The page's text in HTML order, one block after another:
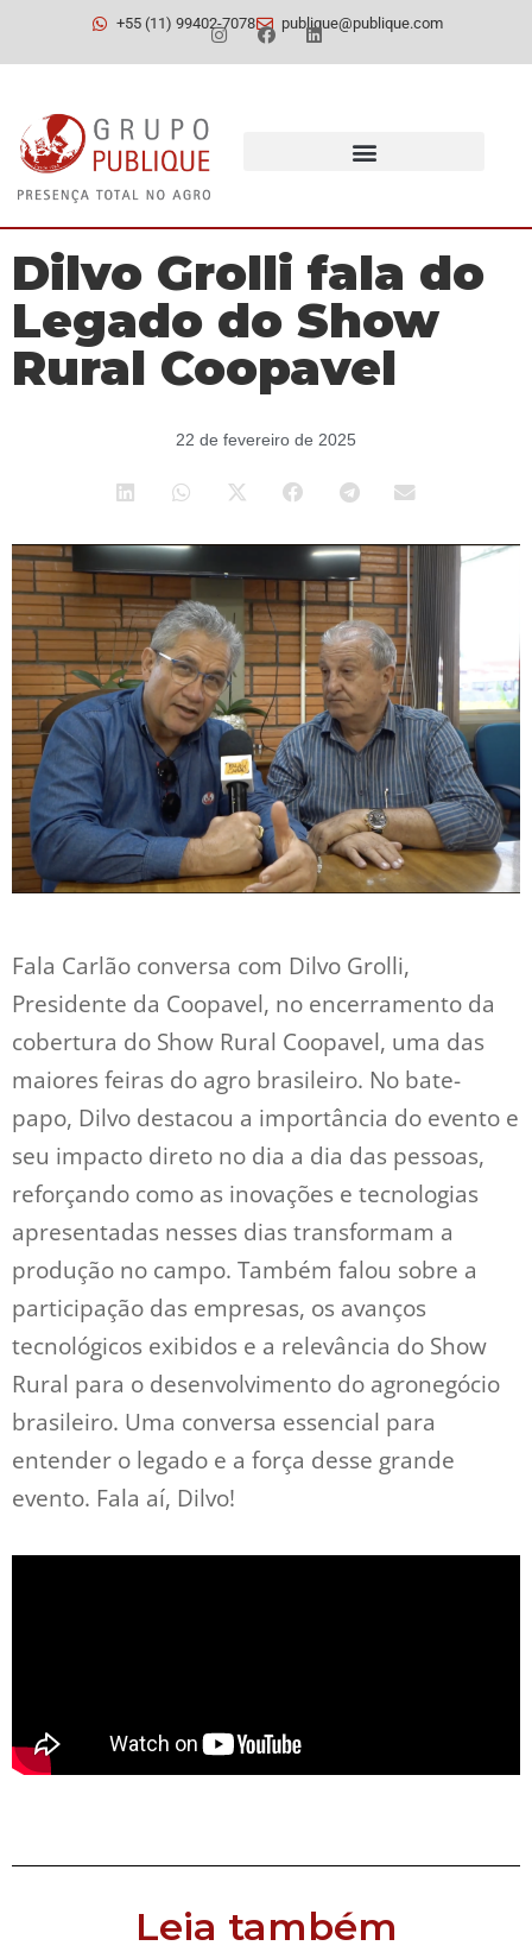
+55 (11) 99402-7078 publique@publique.com
Dilvo Grolli fala do
Legado do Show
Rural Coopavel
22 de fevereiro de 2025
Fala Carlão conversa com Dilvo Grolli,
Presidente da Coopavel, no encerramento da
cobertura do Show Rural Coopavel, uma das
maiores feiras do agro brasileiro. No bate-
papo, Dilvo destacou a importância do evento e
seu impacto direto no dia a dia das pessoas,
reforçando como as inovações e tecnologias
apresentadas nesses dias transformam a
produção no campo. Também falou sobre a
participação das empresas, os avanços
tecnológicos exibidos e a relevância do Show
Rural para o desenvolvimento do agronegócio
brasileiro. Uma conversa essencial para
entender o legado e a força desse grande
evento. Fala aí, Dilvo!
Leia também